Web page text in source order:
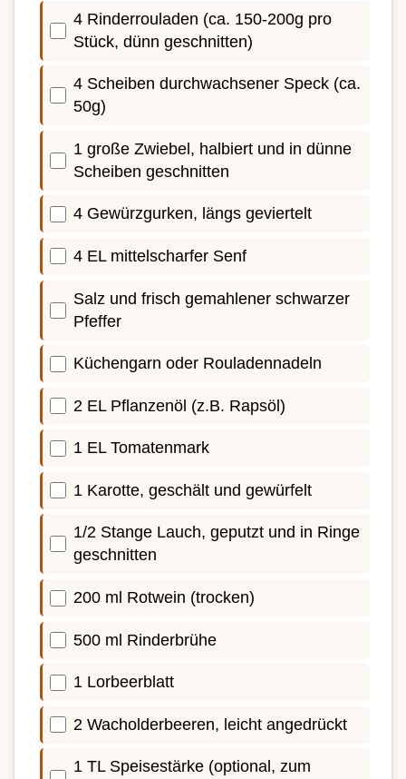
4 Rinderrouladen (ca. 150-200g pro
Stück, dünn geschnitten)
4 Scheiben durchwachsener Speck (ca.
50g)
1 große Zwiebel, halbiert und in dünne
Scheiben geschnitten
4 Gewürzgurken, längs geviertelt
4 EL mittelscharfer Senf
Salz und frisch gemahlener schwarzer
Pfeffer
Küchengarn oder Rouladennadeln
2 EL Pflanzenöl (z.B. Rapsöl)
1 EL Tomatenmark
1 Karotte, geschält und gewürfelt
1/2 Stange Lauch, geputzt und in Ringe
geschnitten
200 ml Rotwein (trocken)
500 ml Rinderbrühe
1 Lorbeerblatt
2 Wacholderbeeren, leicht angedrückt
1 TL Speisestärke (optional, zum